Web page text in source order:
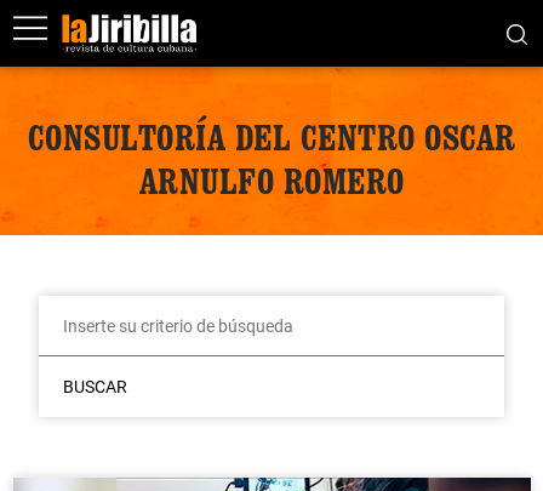
CONSULTORÍA DEL CENTRO OSCAR
ARNULFO ROMERO
BUSCAR